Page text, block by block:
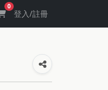
0
登入/註冊